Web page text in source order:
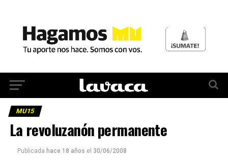
MU15
La revoluzanón permanente
Publicada hace 18 años el 30/06/2008